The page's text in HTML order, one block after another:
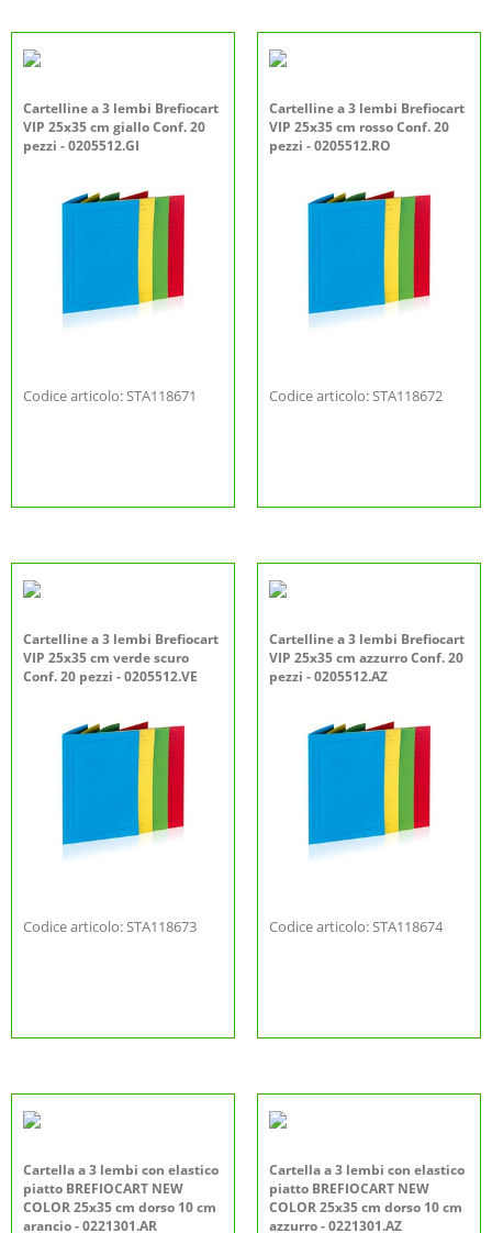
Cartelline a 3 lembi Brefiocart
VIP 25x35 cm giallo Conf. 20
pezzi - 0205512.GI
Codice articolo: STA118671
Cartelline a 3 lembi Brefiocart
VIP 25x35 cm rosso Conf. 20
pezzi - 0205512.RO
Codice articolo: STA118672
Cartelline a 3 lembi Brefiocart
VIP 25x35 cm verde scuro
Conf. 20 pezzi - 0205512.VE
Codice articolo: STA118673
Cartelline a 3 lembi Brefiocart
VIP 25x35 cm azzurro Conf. 20
pezzi - 0205512.AZ
Codice articolo: STA118674
Cartella a 3 lembi con elastico
piatto BREFIOCART NEW
COLOR 25x35 cm dorso 10 cm
arancio - 0221301.AR
Cartella a 3 lembi con elastico
piatto BREFIOCART NEW
COLOR 25x35 cm dorso 10 cm
azzurro - 0221301.AZ